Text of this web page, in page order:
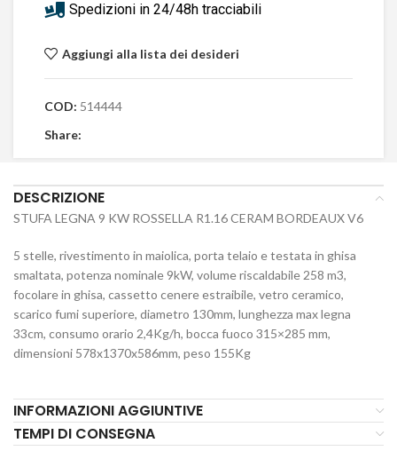
Spedizioni in 24/48h tracciabili
Aggiungi alla lista dei desideri
COD: 514444
Share:
DESCRIZIONE
STUFA LEGNA 9 KW ROSSELLA R1.16 CERAM BORDEAUX V6
5 stelle, rivestimento in maiolica, porta telaio e testata in ghisa
smaltata, potenza nominale 9kW, volume riscaldabile 258 m3,
focolare in ghisa, cassetto cenere estraibile, vetro ceramico,
scarico fumi superiore, diametro 130mm, lunghezza max legna
33cm, consumo orario 2,4Kg/h, bocca fuoco 315×285 mm,
dimensioni 578x1370x586mm, peso 155Kg
INFORMAZIONI AGGIUNTIVE
TEMPI DI CONSEGNA